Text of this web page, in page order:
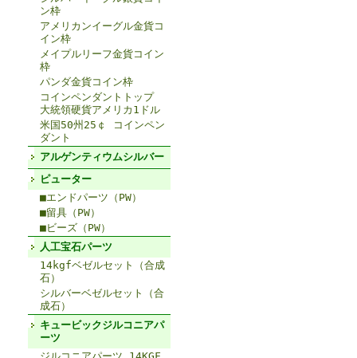
ン枠
アメリカンイーグル金貨コ
イン枠
メイプルリーフ金貨コイン
枠
パンダ金貨コイン枠
コインペンダントトップ
大統領硬貨アメリカ1ドル
米国50州25￠ コインペン
ダント
アルゲンティウムシルバー
ピューター
■エンドパーツ（PW）
■留具（PW）
■ビーズ（PW）
人工宝石パーツ
14kgfベゼルセット（合成
石）
シルバーベゼルセット（合
成石）
キュービックジルコニアパ
ーツ